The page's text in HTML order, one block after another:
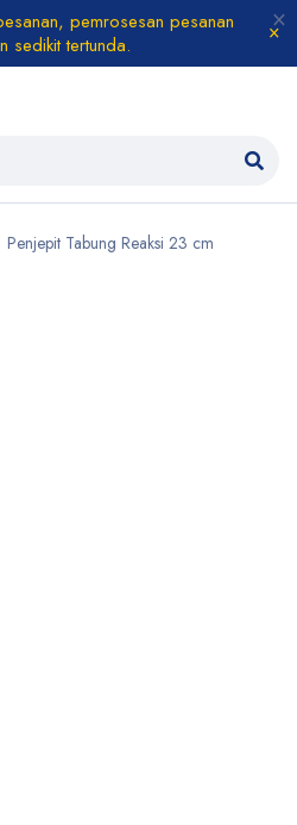
pemrosesan pesanan
sedikit tertunda.
Penjepit Tabung Reaksi 23 cm